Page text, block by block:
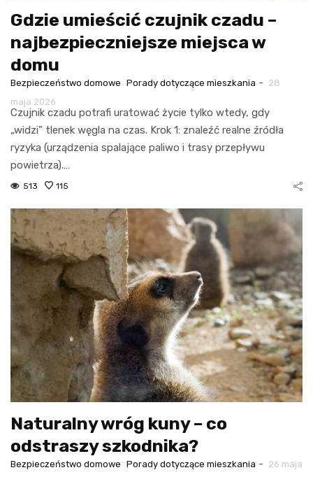
Gdzie umieścić czujnik czadu –
najbezpieczniejsze miejsca w
domu
Bezpieczeństwo domowe Porady dotyczące mieszkania - 28
maja 2026
Czujnik czadu potrafi uratować życie tylko wtedy, gdy
„widzi” tlenek węgla na czas. Krok 1: znaleźć realne źródła
ryzyka (urządzenia spalające paliwo i trasy przepływu
powietrza).…
513 115
Naturalny wróg kuny – co
odstraszy szkodnika?
Bezpieczeństwo domowe Porady dotyczące mieszkania - 26 maja